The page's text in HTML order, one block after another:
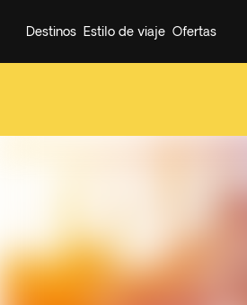
Destinos Estilo de viaje Ofertas